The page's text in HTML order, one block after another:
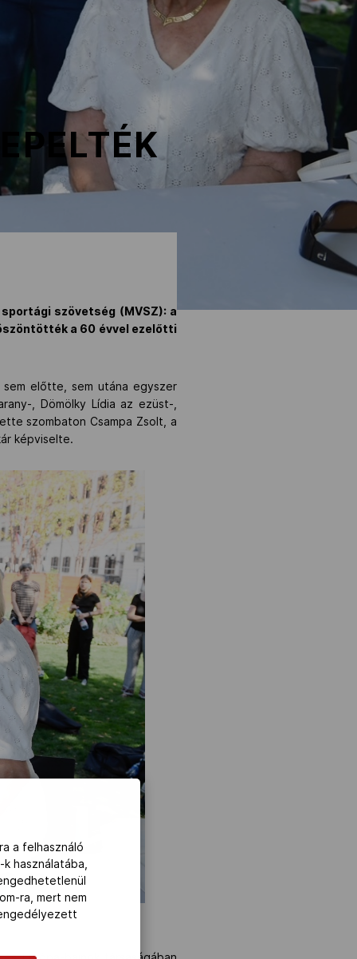
szövetség (MVSZ): a
a 60 évvel ezelőtti
előtte, sem utána egyszer
, Dömölky Lídia az ezüst-,
szombaton Csampa Zsolt, a
képviselte.
a felhasználó
használatába,
ra, mert nem